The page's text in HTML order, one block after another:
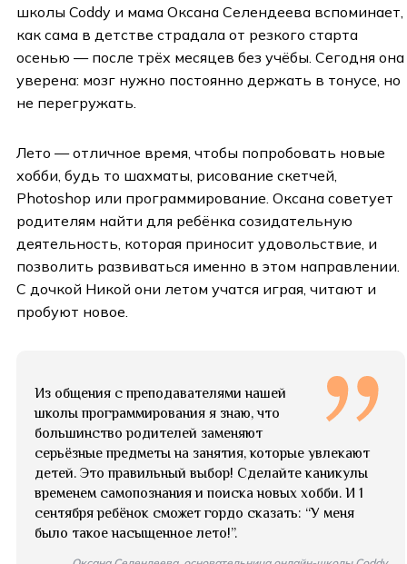
школы Coddy и мама Оксана Селендеева вспоминает,
как сама в детстве страдала от резкого старта
осенью — после трёх месяцев без учёбы. Сегодня она
уверена: мозг нужно постоянно держать в тонусе, но
не перегружать.
Лето — отличное время, чтобы попробовать новые
хобби, будь то шахматы, рисование скетчей,
Photoshop или программирование. Оксана советует
родителям найти для ребёнка созидательную
деятельность, которая приносит удовольствие, и
позволить развиваться именно в этом направлении.
С дочкой Никой они летом учатся играя, читают и
пробуют новое.
Из общения с преподавателями нашей
школы программирования я знаю, что
большинство родителей заменяют
серьёзные предметы на занятия, которые увлекают
детей. Это правильный выбор! Сделайте каникулы
временем самопознания и поиска новых хобби. И 1
сентября ребёнок сможет гордо сказать: “У меня
было такое насыщенное лето!”.